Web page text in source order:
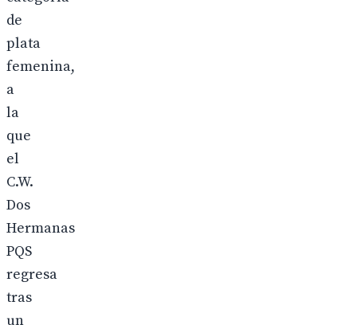
de
plata
femenina,
a
la
que
el
C.W.
Dos
Hermanas
PQS
regresa
tras
un